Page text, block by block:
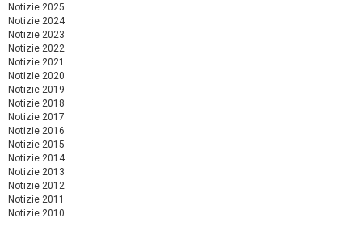
Notizie 2025
Notizie 2024
Notizie 2023
Notizie 2022
Notizie 2021
Notizie 2020
Notizie 2019
Notizie 2018
Notizie 2017
Notizie 2016
Notizie 2015
Notizie 2014
Notizie 2013
Notizie 2012
Notizie 2011
Notizie 2010